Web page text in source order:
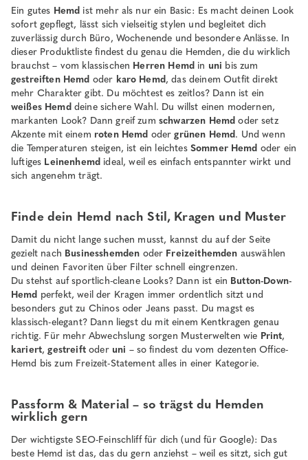
Ein gutes Hemd ist mehr als nur ein Basic: Es macht deinen Look
sofort gepflegt, lässt sich vielseitig stylen und begleitet dich
zuverlässig durch Büro, Wochenende und besondere Anlässe. In
dieser Produktliste findest du genau die Hemden, die du wirklich
brauchst – vom klassischen Herren Hemd in uni bis zum
gestreiften Hemd oder karo Hemd, das deinem Outfit direkt
mehr Charakter gibt. Du möchtest es zeitlos? Dann ist ein
weißes Hemd deine sichere Wahl. Du willst einen modernen,
markanten Look? Dann greif zum schwarzen Hemd oder setz
Akzente mit einem roten Hemd odergrünen Hemd. Und wenn
die Temperaturen steigen, ist ein leichtes Sommer Hemd oder ein
luftiges Leinenhemd ideal, weil es einfach entspannter wirkt und
sich angenehm trägt.
Finde dein Hemd nach Stil, Kragen und Muster
Damit du nicht lange suchen musst, kannst du auf der Seite
gezielt nach Businesshemden oder Freizeithemden auswählen
und deinen Favoriten über Filter schnell eingrenzen.
Du stehst auf sportlich-cleane Looks? Dann ist ein Button-Down-
Hemd perfekt, weil der Kragen immer ordentlich sitzt und
besonders gut zu Chinos oder Jeans passt. Du magst es
klassisch-elegant? Dann liegst du mit einem Kentkragen genau
richtig. Für mehr Abwechslung sorgen Musterwelten wie Print,
kariert,gestreiftoder uni – so findest du vom dezenten Office-
Hemd bis zum Freizeit-Statement alles in einer Kategorie.
Passform & Material – so trägst du Hemden
wirklich gern
Der wichtigste SEO-Feinschliff für dich (und für Google): Das
beste Hemd ist das, das du gern anziehst – weil es sitzt, sich gut